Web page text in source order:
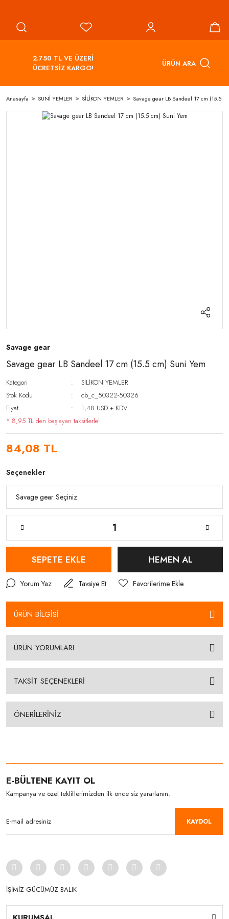
2.750 TL VE ÜZERİ
ÜCRETSİZ KARGO!
ÜRÜN ARA
Anasayfa SUNİ YEMLER SİLİKON YEMLER Savage gear LB Sandeel 17 cm (15.5
Savage gear
Savage gear LB Sandeel 17 cm (15.5 cm) Suni Yem
Kategori
SİLİKON YEMLER
Stok Kodu
cb_c_50322-50326
Fiyat
1,48 USD + KDV
* 8,95 TL den başlayan taksitlerle!
84,08 TL
Seçenekler
SEPETE EKLE HEMEN AL
Yorum Yaz Tavsiye Et
ÜRÜN BİLGİSİ
ÜRÜN YORUMLARI
TAKSİT SEÇENEKLERİ
ÖNERİLERİNİZ
E-BÜLTENE KAYIT OL
Kampanya ve özel tekliflerimizden ilk önce siz yararlanın.
KAYDOL
İŞİMİZ GÜCÜMÜZ BALIK